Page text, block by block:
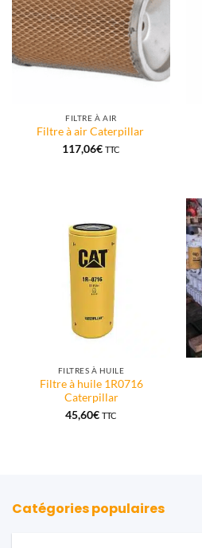
FILTRE À AIR
Filtre à air Caterpillar
117,06€ TTC
FILTRES À HUILE
Filtre à huile 1R0716
Caterpillar
45,60€ TTC
Catégories populaires